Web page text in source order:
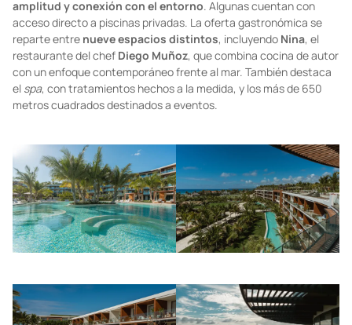
amplitud y conexión con el entorno. Algunas cuentan con
acceso directo a piscinas privadas. La oferta gastronómica se
reparte entre nueve espacios distintos, incluyendo Nina, el
restaurante del chef Diego Muñoz, que combina cocina de autor
con un enfoque contemporáneo frente al mar. También destaca
el spa, con tratamientos hechos a la medida, y los más de 650
metros cuadrados destinados a eventos.